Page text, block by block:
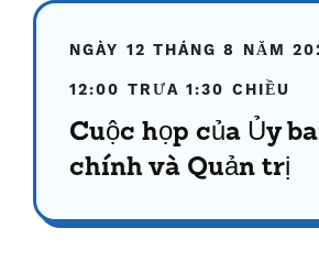
NGÀY 12 THÁNG 8 NĂM
12:00 TRƯA 1:30 CHIỀU
Cuộc họp của Ủy
chính và Quản trị